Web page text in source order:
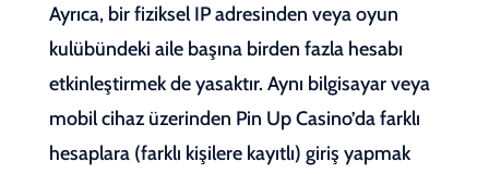
Ayrıca, bir fiziksel IP adresinden veya oyun
kulübündeki aile başına birden fazla hesabı
etkinleştirmek de yasaktır. Aynı bilgisayar veya
mobil cihaz üzerinden Pin Up Casino’da farklı
hesaplara (farklı kişilere kayıtlı) giriş yapmak